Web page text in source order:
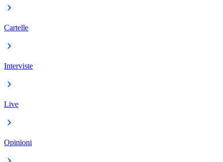
Cartelle
Interviste
Live
Opinioni